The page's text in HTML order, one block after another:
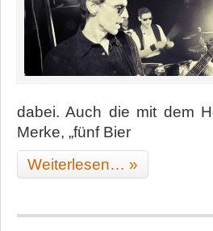
dabei. Auch die mit dem
Merke, „fünf Bier
Weiterlesen… »